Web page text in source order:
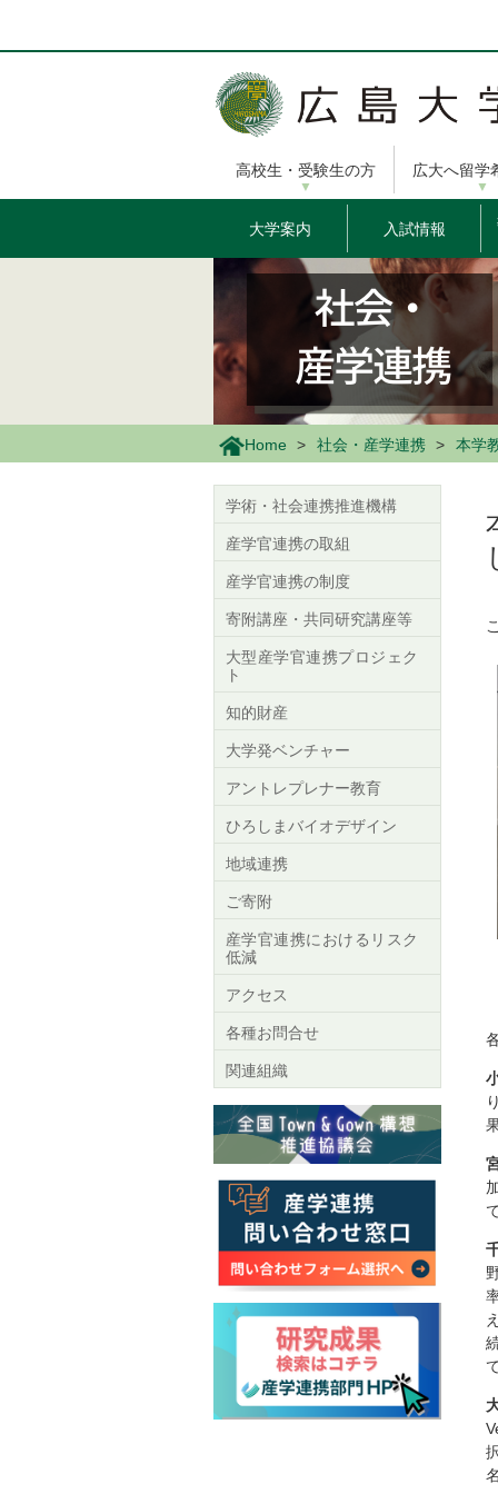
ン
に
高校生・受験生の方 広大へ留学
大学案内 入試情報
Home 社会・産学連携 本学
学術・社会連携推進機構
産学官連携の取組
産学官連携の制度
寄附講座・共同研究講座等
大型産学官連携プロジェク
ト
知的財産
大学発ベンチャー
アントレプレナー教育
ひろしまバイオデザイン
地域連携
ご寄附
産学官連携におけるリスク
低減
アクセス
各種お問合せ
関連組織